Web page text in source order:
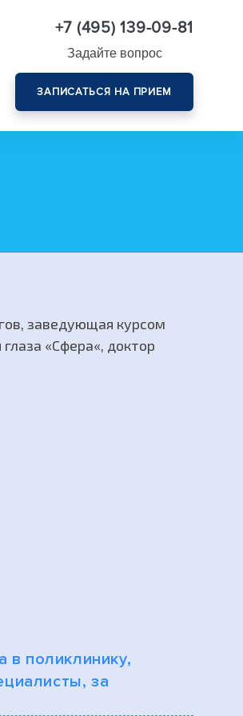
+7 (495) 139-09-81
Задайте вопрос
ЗАПИСАТЬСЯ НА ПРИЕМ
заведующая курсом
«Сфера«, доктор
в поликлинику,
за